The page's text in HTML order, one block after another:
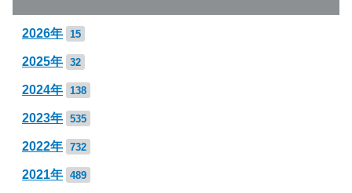
2026年 15
2025年 32
2024年 138
2023年 535
2022年 732
2021年 489